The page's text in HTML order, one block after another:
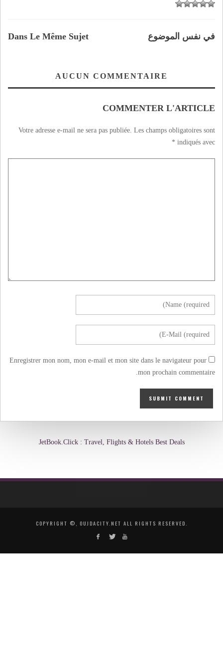
Dans Le Même Sujet في نفس الموضوع
AUCUN COMMENTAIRE
COMMENTER L'ARTICLE
Votre adresse e-mail ne sera pas publiée. Les champs obligatoires sont
indiqués avec
*
Enregistrer mon nom, mon e-mail et mon site dans le navigateur pour
mon prochain commentaire.
JetBook.Click : Travel, Flights & Hotels Best Deals
COPYRIGHT ©, OUJDACITY.NET ALL RIGHTS RESERVED.